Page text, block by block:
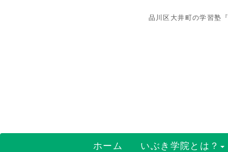
品川区大井町の学習塾
ホーム いぶき学院とは？